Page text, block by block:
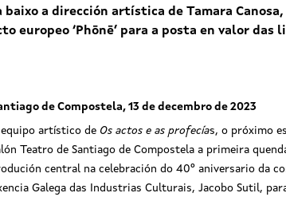
a dirección artística de Tamara
europeo ‘Phōnē’ para a posta en valor
de Compostela, 13 de decembro de 2023
equipo artístico de Os actos e as profecías, o próximo
Teatro de Santiago de Compostela a primeira
central na celebración do 40º aniversario da
Galega das Industrias Culturais, Jacobo Sutil,